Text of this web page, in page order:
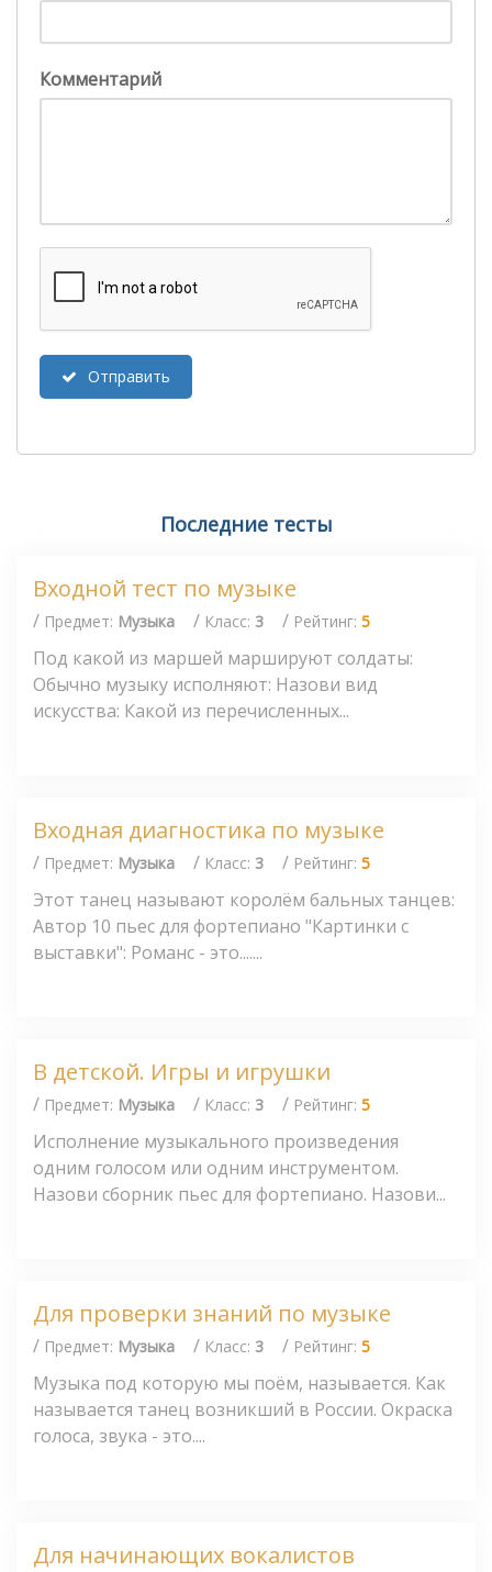
Комментарий
Отправить
Последние тесты
Входной тест по музыке
/ Предмет: Музыка / Класс: 3 / Рейтинг: 5
Под какой из маршей маршируют солдаты:
Обычно музыку исполняют: Назови вид
искусства: Какой из перечисленных...
Входная диагностика по музыке
/ Предмет: Музыка / Класс: 3 / Рейтинг: 5
Этот танец называют королём бальных танцев:
Автор 10 пьес для фортепиано "Картинки с
выставки": Романс - это.......
В детской. Игры и игрушки
/ Предмет: Музыка / Класс: 3 / Рейтинг: 5
Исполнение музыкального произведения
одним голосом или одним инструментом.
Назови сборник пьес для фортепиано. Назови...
Для проверки знаний по музыке
/ Предмет: Музыка / Класс: 3 / Рейтинг: 5
Музыка под которую мы поём, называется. Как
называется танец возникший в России. Окраска
голоса, звука - это....
Для начинающих вокалистов